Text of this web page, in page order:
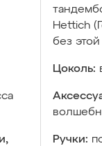
Hettich
без
Цоколь:
Ручки: